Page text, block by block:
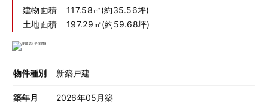
建物面積
117.58㎡(約35.56坪)
土地面積
197.29㎡(約59.68坪)
物件種別 新築戸建
築年月 2026年05月築